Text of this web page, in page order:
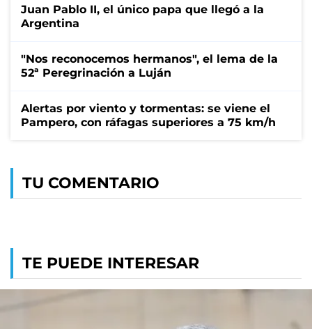
Juan Pablo II, el único papa que llegó a la
Argentina
"Nos reconocemos hermanos", el lema de la
52ª Peregrinación a Luján
Alertas por viento y tormentas: se viene el
Pampero, con ráfagas superiores a 75 km/h
TU COMENTARIO
TE PUEDE INTERESAR